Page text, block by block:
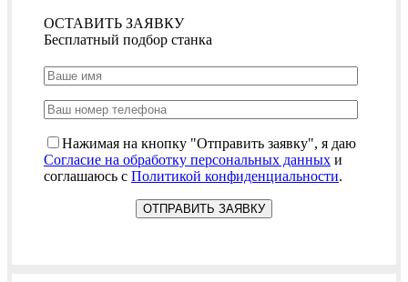
ОСТАВИТЬ ЗАЯВКУ
Бесплатный подбор станка
Нажимая на кнопку "Отправить заявку", я даю
Согласие на обработку персональных данных и
соглашаюсь с Политикой конфиденциальности.